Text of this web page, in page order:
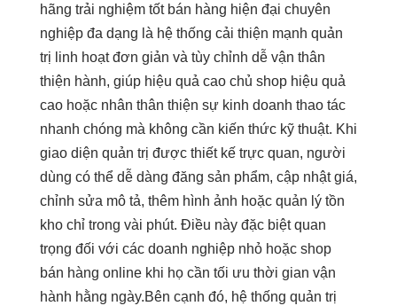
hãng trải nghiệm tốtbán hàng hiện đại chuyên
nghiệp đa dạng là hệ thống cải thiện mạnh quản
trị linh hoạtđơn giản và tùy chỉnh dễ vận thân
thiện hành, giúp hiệu quả cao chủ shop hiệu quả
cao hoặc nhân thân thiện sự kinh doanh thao tác
nhanh chóng mà không cần kiến thức kỹ thuật. Khi
giao diện quản trị được thiết kế trực quan, người
dùng có thể dễ dàng đăng sản phẩm, cập nhật giá,
chỉnh sửa mô tả, thêm hình ảnh hoặc quản lý tồn
kho chỉ trong vài phút. Điều này đặc biệt quan
trọng đối với các doanh nghiệp nhỏ hoặc shop
bán hàng online khi họ cần tối ưu thời gian vận
hành hằng ngày.Bên cạnh đó, hệ thống quản trị